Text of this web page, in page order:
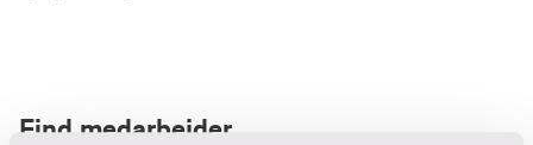
Find medarbejder